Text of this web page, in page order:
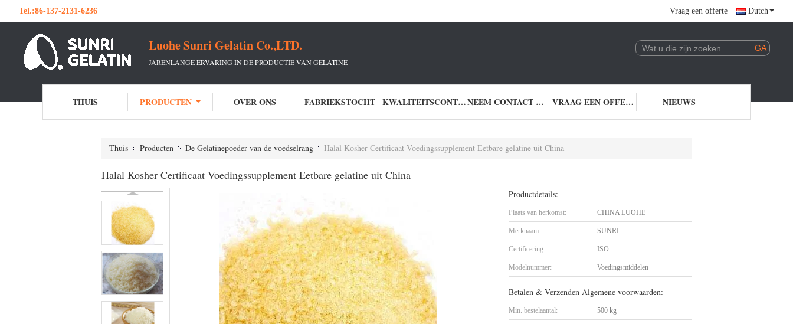
Tel.:86-137-2131-6236 Vraag een offerte Dutch
Luohe Sunri Gelatin Co.,LTD.
JARENLANGE ERVARING IN DE PRODUCTIE VAN GELATINE
THUIS PRODUCTEN OVER ONS FABRIEKSTOCHT KWALITEITSCONTROLE NEEM CONTACT MET ONS OP VRAAG EEN OFFERTE NIEUWS
Thuis Producten De Gelatinepoeder van de voedselrang Halal Kosher Certificaat Voedingssupplement Eetbare gelatine uit China
Halal Kosher Certificaat Voedingssupplement Eetbare gelatine uit China
Productdetails:
Plaats van herkomst: CHINA LUOHE
Merknaam: SUNRI
Certificering: ISO
Modelnummer: Voedingsmiddelen
Betalen & Verzenden Algemene voorwaarden:
Min. bestelaantal: 500 kg